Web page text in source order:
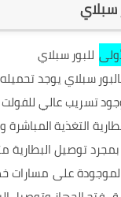
سبلاي
للبور سبلاي
سبلاي يوجد
تسريب عالي
التغذية
توصيل البطارية
على مسارات